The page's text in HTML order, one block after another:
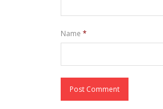
Name *